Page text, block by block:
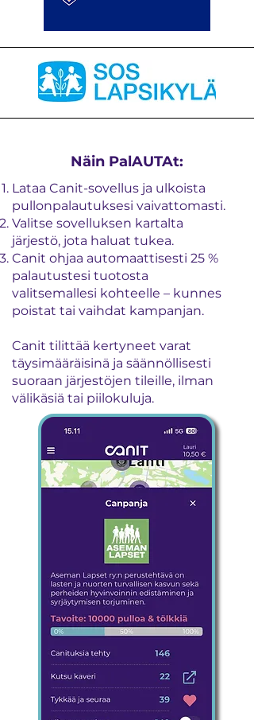
Näin PalAUTAt:
Lataa Canit-sovellus ja ulkoista
pullonpalautuksesi vaivattomasti.
Valitse sovelluksen kartalta
järjestö, jota haluat tukea.
Canit ohjaa automaattisesti 25 %
palautustesi tuotosta
valitsemallesi kohteelle – kunnes
poistat tai vaihdat kampanjan.
Canit tilittää kertyneet varat
täysimääräisinä ja säännöllisesti
suoraan järjestöjen tileille, ilman
välikäsiä tai piilokuluja.